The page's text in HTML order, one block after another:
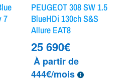
7
PEUGEOT 308 SW 1.5
BlueHDi 130ch S&S
Allure EAT8
25 690€
À partir de
444€/mois